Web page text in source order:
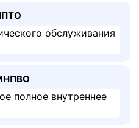
обслуживания
полное внутреннее